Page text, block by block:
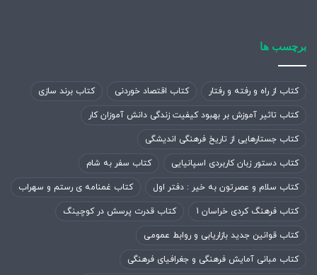
برچسب ها
کتاب از راه و رفته و رفتار کتاب اقتصاد خوردنی کتاب برند سازی
کتاب تاثیر آموزش بر بهبود کیفیت زندگی دانش آموزان کار
کتاب جستارهایی از تاریخ فرهنگی اندیشگی
کتاب دستور زبان کاربردی اسپانیایی کتاب سفر به شام
کتاب سلام و عصرتون به خیر : دفتر اول کتاب غمنامه ی رستم و سهراب
کتاب فرهنگ کردی خراسان 1 کتاب قدرت پرسش در کوچینگ
کتاب قوانین جدید بازاریابی و روابط عمومی
کتاب مبانی آمایش فرهنگی و جغرافیای فرهنگی